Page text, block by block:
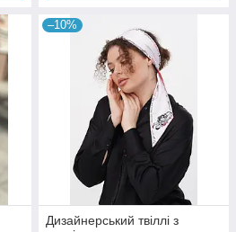
–10%
Дизайнерський твіллі з